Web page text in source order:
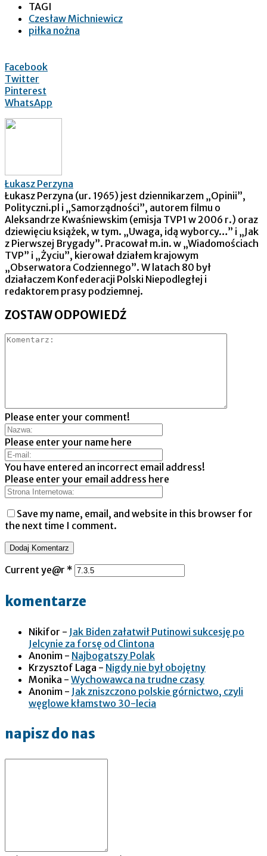
TAGI
Czesław Michniewicz
piłka nożna
Facebook
Twitter
Pinterest
WhatsApp
Łukasz Perzyna
Łukasz Perzyna (ur. 1965) jest dziennikarzem „Opinii”,
Polityczni.pl i „Samorządności”, autorem filmu o
Aleksandrze Kwaśniewskim (emisja TVP1 w 2006 r.) oraz
dziewięciu książek, w tym. „Uwaga, idą wyborcy…” i „Jak
z Pierwszej Brygady”. Pracował m.in. w „Wiadomościach
TVP” i „Życiu”, kierował działem krajowym
„Obserwatora Codziennego”. W latach 80 był
działaczem Konfederacji Polski Niepodległej i
redaktorem prasy podziemnej.
ZOSTAW ODPOWIEDŹ
Please enter your comment!
Please enter your name here
You have entered an incorrect email address!
Please enter your email address here
Save my name, email, and website in this browser for
the next time I comment.
Current ye@r *
komentarze
Nikifor - Jak Biden załatwił Putinowi sukcesję po
Jelcynie za forsę od Clintona
Anonim - Najbogatszy Polak
Krzysztof Laga - Nigdy nie był obojętny
Monika - Wychowawca na trudne czasy
Anonim - Jak zniszczono polskie górnictwo, czyli
węglowe kłamstwo 30-lecia
napisz do nas